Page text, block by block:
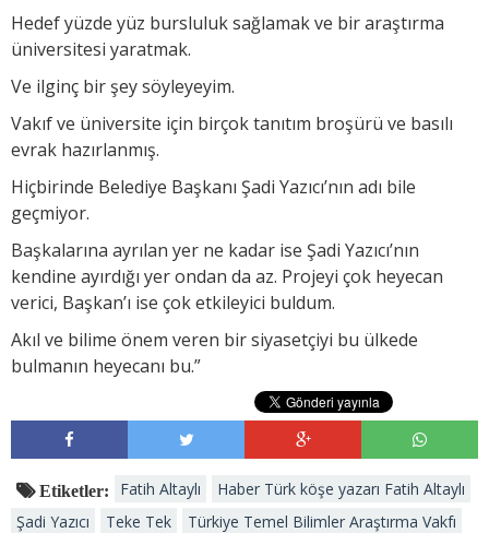
Hedef yüzde yüz bursluluk sağlamak ve bir araştırma
üniversitesi yaratmak.
Ve ilginç bir şey söyleyeyim.
Vakıf ve üniversite için birçok tanıtım broşürü ve basılı
evrak hazırlanmış.
Hiçbirinde Belediye Başkanı Şadi Yazıcı’nın adı bile
geçmiyor.
Başkalarına ayrılan yer ne kadar ise Şadi Yazıcı’nın
kendine ayırdığı yer ondan da az. Projeyi çok heyecan
verici, Başkan’ı ise çok etkileyici buldum.
Akıl ve bilime önem veren bir siyasetçiyi bu ülkede
bulmanın heyecanı bu.”
Etiketler: Fatih Altaylı
Haber Türk köşe yazarı Fatih Altaylı
Şadi Yazıcı
Teke Tek
Türkiye Temel Bilimler Araştırma Vakfı